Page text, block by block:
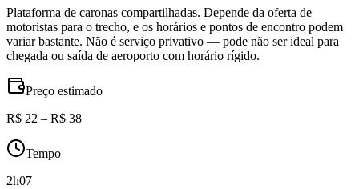
Plataforma de caronas compartilhadas. Depende da oferta de
motoristas para o trecho, e os horários e pontos de encontro podem
variar bastante. Não é serviço privativo — pode não ser ideal para
chegada ou saída de aeroporto com horário rígido.
Preço estimado
R$ 22 – R$ 38
Tempo
2h07